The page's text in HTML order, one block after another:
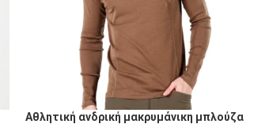
Αθλητική ανδρική μακρυμάνικη μπλούζα